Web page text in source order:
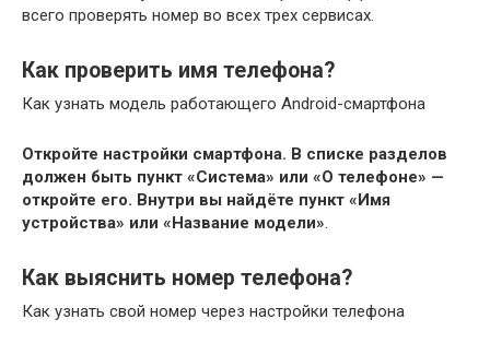
всего проверять номер во всех трех сервисах.
Как проверить имя телефона?
Как узнать модель работающего Android-смартфона
Откройте настройки смартфона. В списке разделов
должен быть пункт «Система» или «О телефоне» —
откройте его. Внутри вы найдёте пункт «Имя
устройства» или «Название модели».
Как выяснить номер телефона?
Как узнать свой номер через настройки телефона